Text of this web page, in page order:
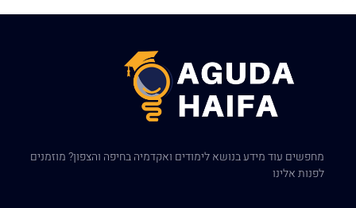
מחפשים עוד מידע בנושא לימודים ואקדמיה בחיפה והצפון? מוזמנים
לפנות אלינו